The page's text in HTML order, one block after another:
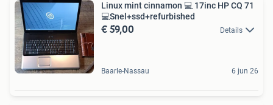
Linux mint cinnamon 💻 17inc HP CQ 71
💻Snel+ssd+refurbished
€ 59,00 Details
Baarle-Nassau 6 jun 26